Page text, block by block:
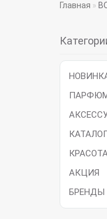
Главная
АКЦИЯ
БРЕНДЫ